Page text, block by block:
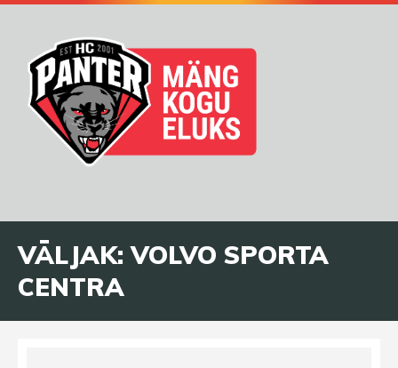
VÄLJAK:VOLVO SPORTA
CENTRA